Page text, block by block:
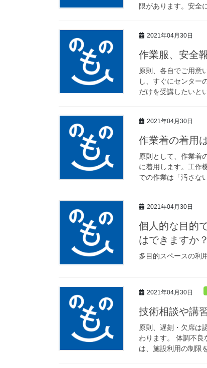
限があります。安全
2021年04月30日
作業服、安全
原則、各自でご用意
し、すぐにセンター
だけを受講したいと
2021年04月30日
作業着の着用
原則として、作業着
に着用します。工作
での作業は「汚さな
2021年04月30日
個人的な目的
はできますか？
多目的スペースの利
2021年04月30日
技術相談や講
原則、遅刻・欠席は
わります。 体調不
は、施設利用の制限